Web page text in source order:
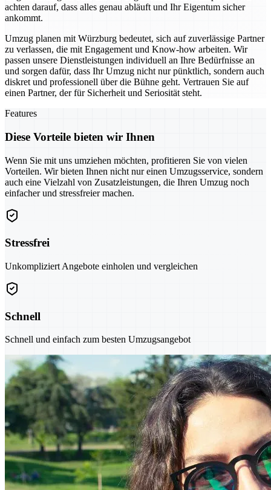
achten darauf, dass alles genau abläuft und Ihr Eigentum sicher
ankommt.
Umzug planen mit Würzburg bedeutet, sich auf zuverlässige Partner
zu verlassen, die mit Engagement und Know-how arbeiten. Wir
passen unsere Dienstleistungen individuell an Ihre Bedürfnisse an
und sorgen dafür, dass Ihr Umzug nicht nur pünktlich, sondern auch
diskret und professionell über die Bühne geht. Vertrauen Sie auf
einen Partner, der für Sicherheit und Seriosität steht.
Features
Diese Vorteile bieten wir Ihnen
Wenn Sie mit uns umziehen möchten, profitieren Sie von vielen
Vorteilen. Wir bieten Ihnen nicht nur einen Umzugsservice, sondern
auch eine Vielzahl von Zusatzleistungen, die Ihren Umzug noch
einfacher und stressfreier machen.
Stressfrei
Unkompliziert Angebote einholen und vergleichen
Schnell
Schnell und einfach zum besten Umzugsangebot